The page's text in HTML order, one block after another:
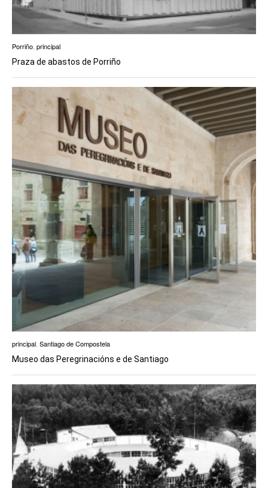
Porriño principal
Praza de abastos de Porriño
principal Santiago de Compostela
Museo das Peregrinacións e de Santiago